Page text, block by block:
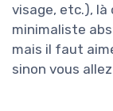
visage, etc.),
minimaliste
mais il faut
sinon vous